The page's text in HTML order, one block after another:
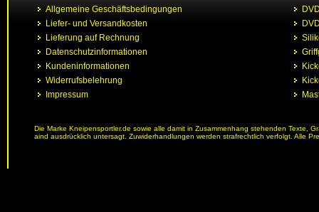
Allgemeine Geschäftsbedingungen
Liefer- und Versandkosten
Lieferung auf Rechnung
Datenschutzinformationen
Kundeninformationen
Widerrufsbelehrung
Impressum
Die Marke Kneipensportler.de sowie alle damit in Zusammenhang stehenden Texte,
aind ausdrücklich untersagt. Zuwiderhandlungen werden strafrechtlich verfolgt. Alle